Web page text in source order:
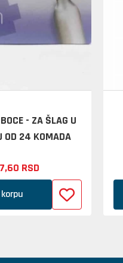
- ZA ŠLAG U
OD 24 KOMADA
60 RSD